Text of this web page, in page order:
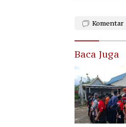
Komentar
Baca Juga